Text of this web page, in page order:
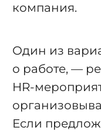
компания.
Один из
о работе, —
HR-
Если